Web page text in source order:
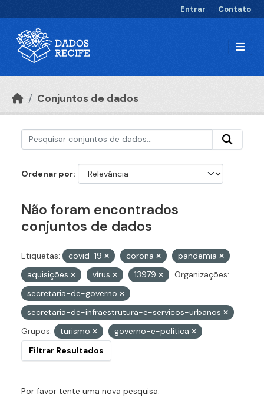
Entrar Contato
Conjuntos de dados
Ordenar por
Não foram encontrados
conjuntos de dados
Etiquetas: covid-19 corona
pandemia
aquisições
vírus 13979
Organizações:
secretaria-de-governo
secretaria-de-infraestrutura-e-servicos-urbanos
Grupos:
turismo
governo-e-politica
Filtrar Resultados
Por favor tente uma nova pesquisa.